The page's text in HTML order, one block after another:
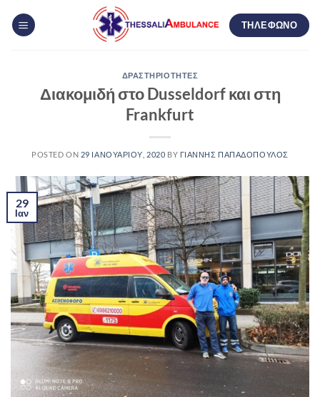
στο
ΤΗΛΕΦΩΝΟ
ΔΡΑΣΤΗΡΙΌΤΗΤΕΣ
Διακομιδή στο Dusseldorf και στη
Frankfurt
POSTED ON 29 ΙΑΝΟΥΑΡΊΟΥ, 2020 BY ΓΙΆΝΝΗΣ ΠΑΠΑΔΌΠΟΥΛΟΣ
29
Ιαν